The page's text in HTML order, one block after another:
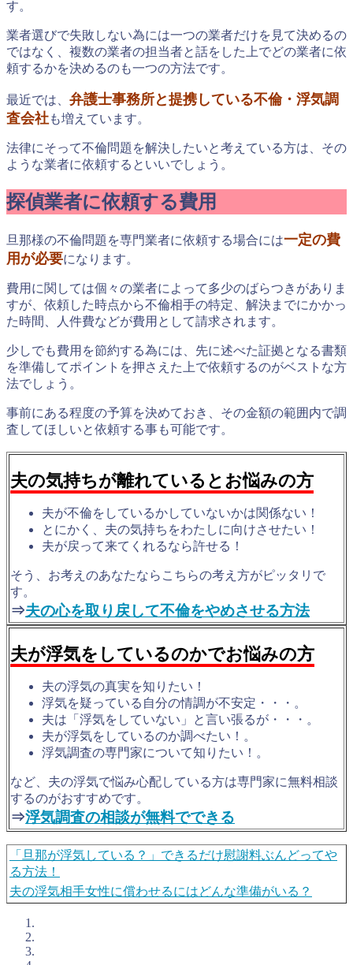
す。
業者選びで失敗しない為には一つの業者だけを見て決めるの
ではなく、複数の業者の担当者と話をした上でどの業者に依
頼するかを決めるのも一つの方法です。
最近では、 弁護士事務所と提携している不倫・浮気調
査会社も増えています。
法律にそって不倫問題を解決したいと考えている方は、その
ような業者に依頼するといいでしょう。
探偵業者に依頼する費用
旦那様の不倫問題を専門業者に依頼する場合には一定の費
用が必要になります。
費用に関しては個々の業者によって多少のばらつきがありま
すが、依頼した時点から不倫相手の特定、解決までにかかっ
た時間、人件費などが費用として請求されます。
少しでも費用を節約する為には、先に述べた証拠となる書類
を準備してポイントを押さえた上で依頼するのがベストな方
法でしょう。
事前にある程度の予算を決めておき、その金額の範囲内で調
査してほしいと依頼する事も可能です。
夫の気持ちが離れているとお悩みの方
夫が不倫をしているかしていないかは関係ない！
とにかく、夫の気持ちをわたしに向けさせたい！
夫が戻って来てくれるなら許せる！
そう、お考えのあなたならこちらの考え方がピッタリで
す。
⇒夫の心を取り戻して不倫をやめさせる方法
夫が浮気をしているのかでお悩みの方
夫の浮気の真実を知りたい！
浮気を疑っている自分の情調が不安定・・・。
夫は「浮気をしていない」と言い張るが・・・。
夫が浮気をしているのか調べたい！。
浮気調査の専門家について知りたい！。
など、夫の浮気で悩み心配している方は専門家に無料相談
するのがおすすめです。
⇒浮気調査の相談が無料でできる
「旦那が浮気している？」できるだけ慰謝料ぶんどってや
る方法！
夫の浮気相手女性に償わせるにはどんな準備がいる？